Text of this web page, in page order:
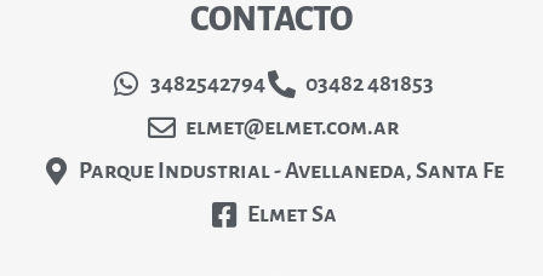
CONTACTO
3482542794
03482 481853
elmet@elmet.com.ar
Parque Industrial - Avellaneda, Santa Fe
Elmet Sa